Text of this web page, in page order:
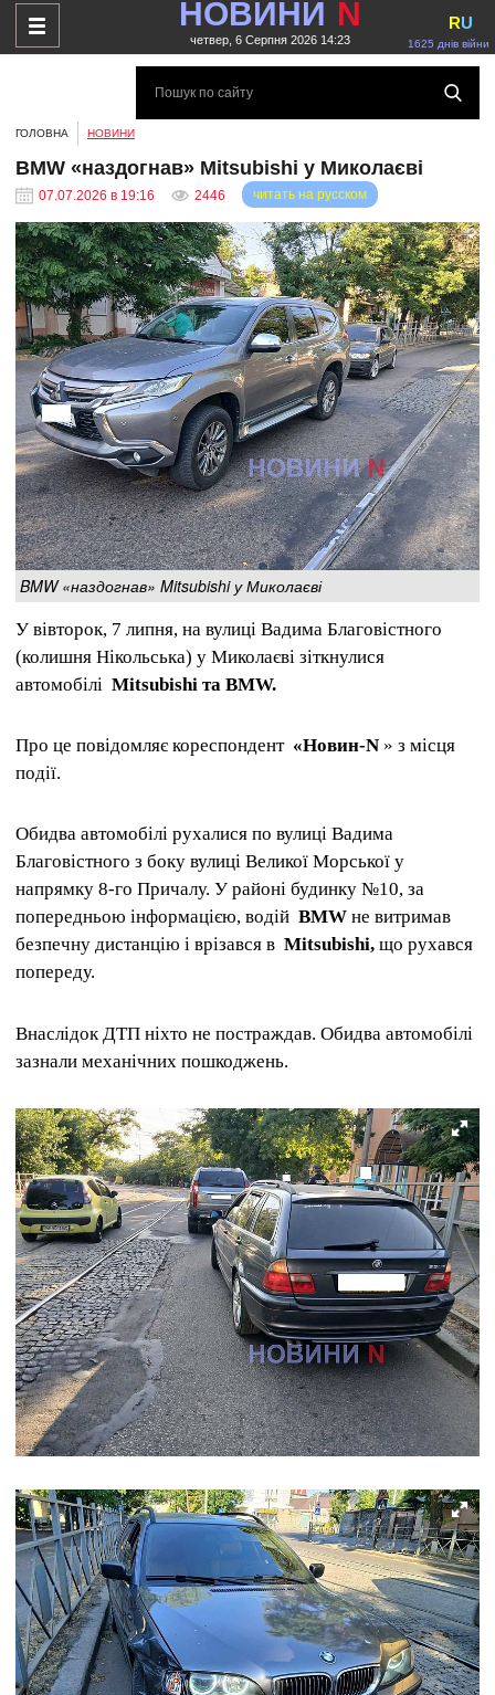
НОВИНИ N
четвер, 6 Серпня 2026 14:23 1625 днів війни
RU
ГОЛОВНА НОВИНИ
BMW «наздогнав» Mitsubishi у Миколаєві
07.07.2026 в 19:16 2446 читать на русском
BMW «наздогнав» Mitsubishi у Миколаєві
У вівторок, 7 липня, на вулиці Вадима Благовістного
(колишня Нікольська) у Миколаєві зіткнулися
автомобілі Mitsubishi та BMW.
Про це повідомляє кореспондент «Новин-N » з місця
події.
Обидва автомобілі рухалися по вулиці Вадима
Благовістного з боку вулиці Великої Морської у
напрямку 8-го Причалу. У районі будинку №10, за
попередньою інформацією, водій BMW не витримав
безпечну дистанцію і врізався в Mitsubishi, що рухався
попереду.
Внаслідок ДТП ніхто не постраждав. Обидва автомобілі
зазнали механічних пошкоджень.